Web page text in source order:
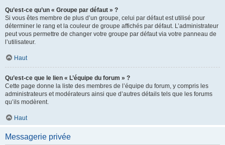
Qu’est-ce qu’un « Groupe par défaut » ?
Si vous êtes membre de plus d’un groupe, celui par défaut est utilisé pour
déterminer le rang et la couleur de groupe affichés par défaut. L’administrateur
peut vous permettre de changer votre groupe par défaut via votre panneau de
l’utilisateur.
Haut
Qu’est-ce que le lien « L’équipe du forum » ?
Cette page donne la liste des membres de l’équipe du forum, y compris les
administrateurs et modérateurs ainsi que d’autres détails tels que les forums
qu’ils modèrent.
Haut
Messagerie privée